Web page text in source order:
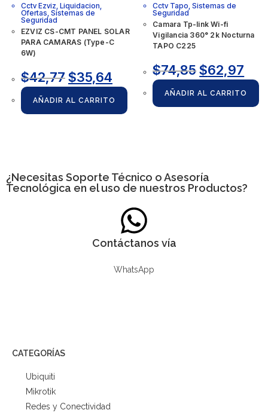
Cctv Ezviz Liquidacion
Ofertas Sistemas de
Seguridad
EZVIZ CS-CMT PANEL SOLAR
PARA CAMARAS (Type-C
6W)
$42,77$35,64
AÑADIR AL CARRITO
Cctv Tapo ,Sistemas de
Seguridad
Camara Tp-link Wi-fi
Vigilancia 360° 2k Nocturna
TAPO C225
$74,85 $62,97
AÑADIR AL CARRITO
¿Necesitas Soporte Técnico o Asesoría
Tecnológica en el uso de nuestros Productos?
Contáctanos vía
WhatsApp
CATEGORÍAS
Ubiquiti
Mikrotik
Redes y Conectividad